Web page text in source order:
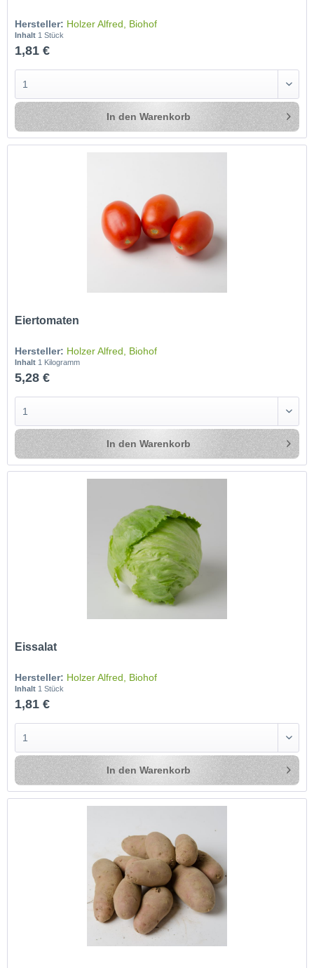
Hersteller: Holzer Alfred, Biohof
Inhalt 1 Stück
1,81 €
In den Warenkorb
Eiertomaten
Hersteller: Holzer Alfred, Biohof
Inhalt 1 Kilogramm
5,28 €
In den Warenkorb
Eissalat
Hersteller: Holzer Alfred, Biohof
Inhalt 1 Stück
1,81 €
In den Warenkorb